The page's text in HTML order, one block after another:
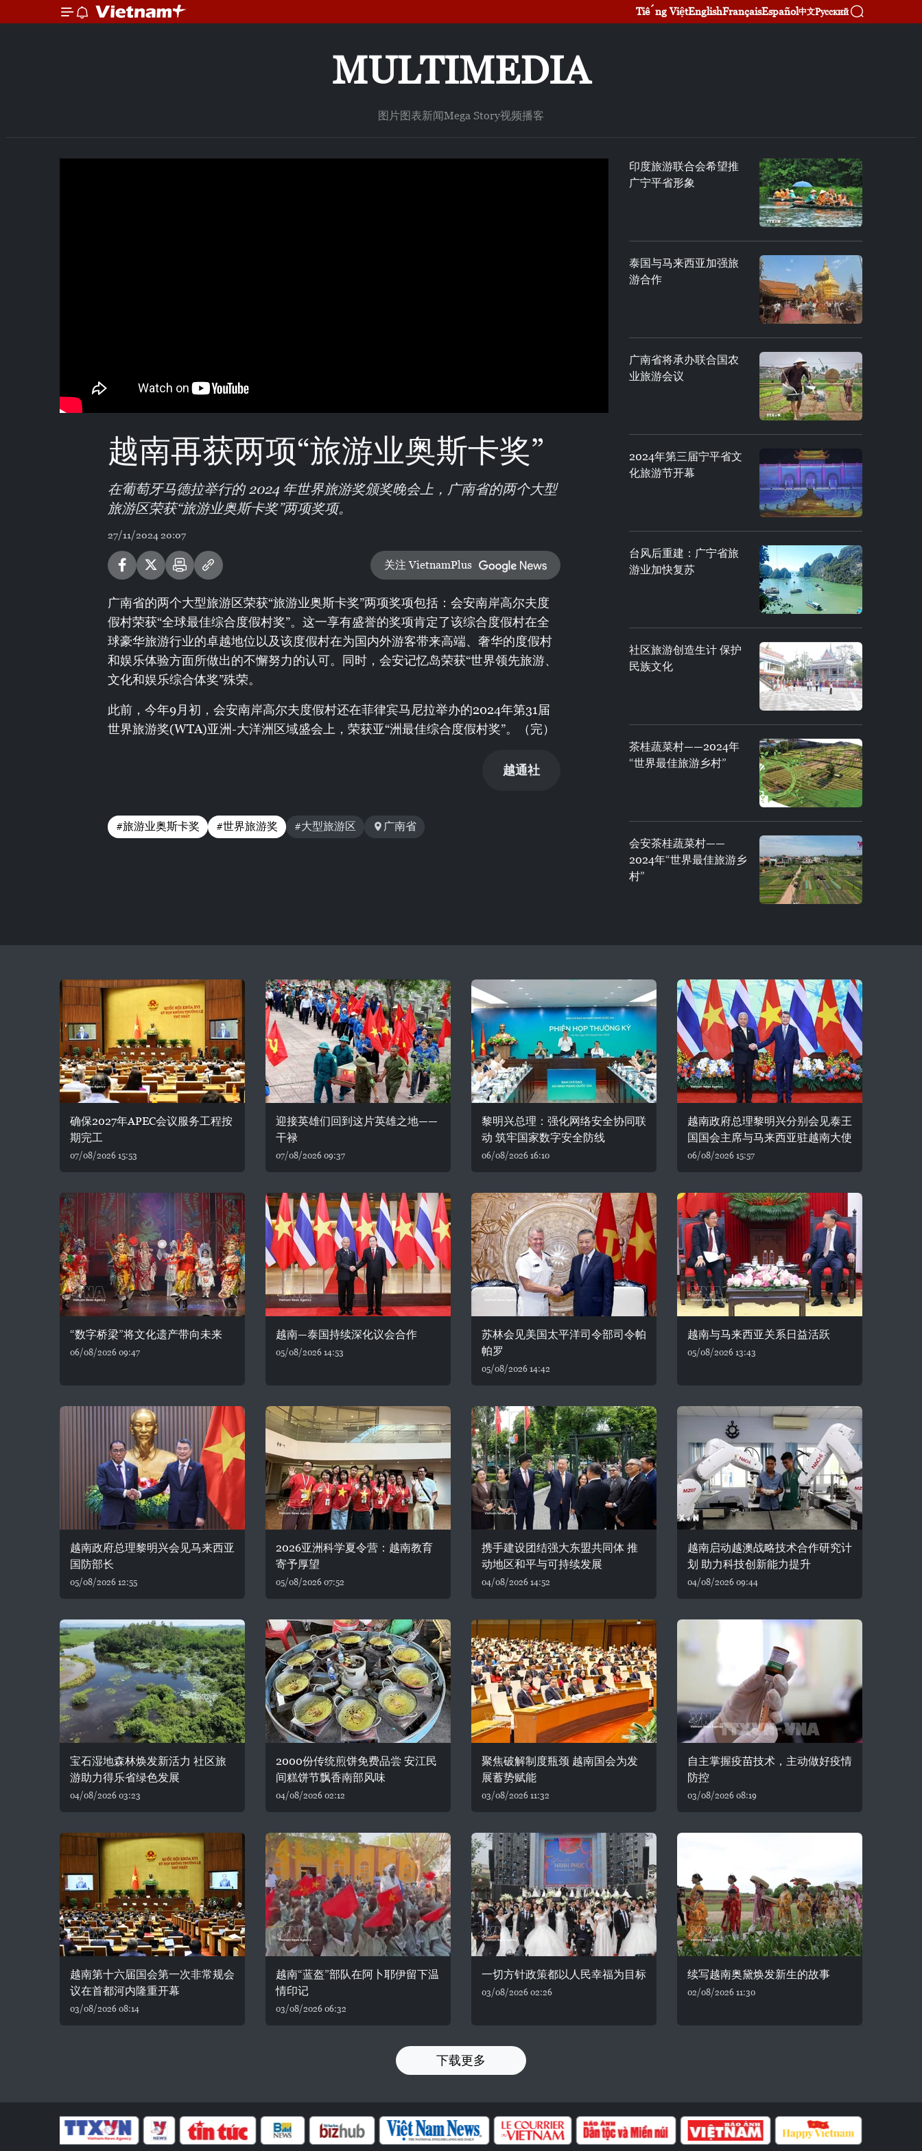
Tiếng ViệtEnglishFrançaisEspañol中文Русский
MULTIMEDIA
图片图表新闻Mega Story视频播客
越南再获两项“旅游业奥斯卡奖”
在葡萄牙马德拉举行的 2024 年世界旅游奖颁奖晚会上，广南省的两个大型
旅游区荣获“旅游业奥斯卡奖”两项奖项。
27/11/2024 20:07
关注 VietnamPlus
广南省的两个大型旅游区荣获“旅游业奥斯卡奖”两项奖项包括：会安南岸高尔夫度
假村荣获“全球最佳综合度假村奖”。这一享有盛誉的奖项肯定了该综合度假村在全
球豪华旅游行业的卓越地位以及该度假村在为国内外游客带来高端、奢华的度假村
和娱乐体验方面所做出的不懈努力的认可。同时，会安记忆岛荣获“世界领先旅游、
文化和娱乐综合体奖”殊荣。
此前，今年9月初，会安南岸高尔夫度假村还在菲律宾马尼拉举办的2024年第31届
世界旅游奖(WTA)亚洲-大洋洲区域盛会上，荣获亚“洲最佳综合度假村奖”。（完）
越通社
#旅游业奥斯卡奖 #世界旅游奖 #大型旅游区 广南省
印度旅游联合会希望推
广宁平省形象
泰国与马来西亚加强旅
游合作
广南省将承办联合国农
业旅游会议
2024年第三届宁平省文
化旅游节开幕
台风后重建：广宁省旅
游业加快复苏
社区旅游创造生计 保护
民族文化
茶桂蔬菜村——2024年
“世界最佳旅游乡村”
会安茶桂蔬菜村——
2024年“世界最佳旅游乡
村”
确保2027年APEC会议服务工程按
期完工
07/08/2026 15:53
迎接英雄们回到这片英雄之地——
干禄
07/08/2026 09:37
黎明兴总理：强化网络安全协同联
动 筑牢国家数字安全防线
06/08/2026 16:10
越南政府总理黎明兴分别会见泰王
国国会主席与马来西亚驻越南大使
06/08/2026 15:57
“数字桥梁”将文化遗产带向未来
06/08/2026 09:47
越南—泰国持续深化议会合作
05/08/2026 14:53
苏林会见美国太平洋司令部司令帕
帕罗
05/08/2026 14:42
越南与马来西亚关系日益活跃
05/08/2026 13:43
越南政府总理黎明兴会见马来西亚
国防部长
05/08/2026 12:55
2026亚洲科学夏令营：越南教育
寄予厚望
05/08/2026 07:52
携手建设团结强大东盟共同体 推
动地区和平与可持续发展
04/08/2026 14:52
越南启动越澳战略技术合作研究计
划 助力科技创新能力提升
04/08/2026 09:44
宝石湿地森林焕发新活力 社区旅
游助力得乐省绿色发展
04/08/2026 03:23
2000份传统煎饼免费品尝 安江民
间糕饼节飘香南部风味
04/08/2026 02:12
聚焦破解制度瓶颈 越南国会为发
展蓄势赋能
03/08/2026 11:32
自主掌握疫苗技术，主动做好疫情
防控
03/08/2026 08:19
越南第十六届国会第一次非常规会
议在首都河内隆重开幕
03/08/2026 08:14
越南“蓝盔”部队在阿卜耶伊留下温
情印记
03/08/2026 06:32
一切方针政策都以人民幸福为目标
03/08/2026 02:26
续写越南奥黛焕发新生的故事
02/08/2026 11:30
下载更多